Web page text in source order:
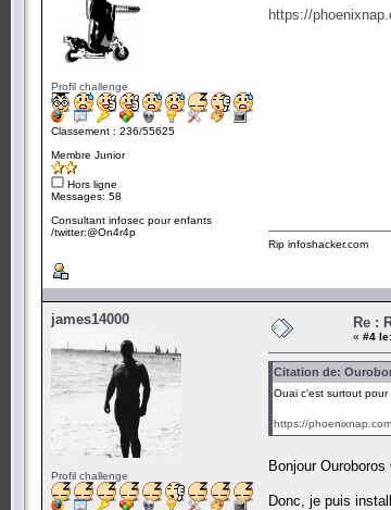
Profil challenge
Classement : 236/55625
Membre Junior
Hors ligne
Messages: 58
Consultant infosec pour enfants
/twitter:@On4r4p
https://
Rip infoshacker.com
james14000
Profil challenge
Re :
« #4 le:
Citation de:
Ouai c'est surtout
https://
Bonjour Ouroboros
Donc, je puis